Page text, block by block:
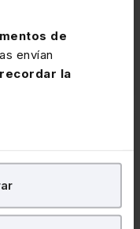
de
envían
recordar la
confines
experiencia
fines publicitarios,
de la